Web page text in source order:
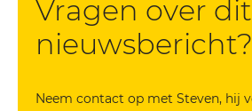
Vragen over dit
nieuws­bericht?
Neem contact op met Steven, hij